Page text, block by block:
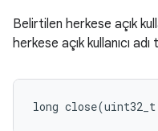
Belirtilen herkese açık
herkese açık kullanıcı
long close(uint32_t